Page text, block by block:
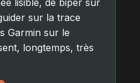
sur la trace
Garmin sur le
longtemps, très